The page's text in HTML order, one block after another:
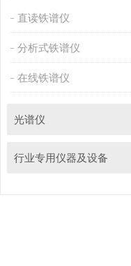
直读铁谱仪
分析式铁谱仪
在线铁谱仪
光谱仪
行业专用仪器及设备